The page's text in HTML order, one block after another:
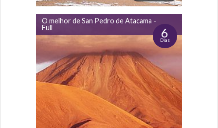
O melhor de San Pedro de Atacama -
Full
6
Dias